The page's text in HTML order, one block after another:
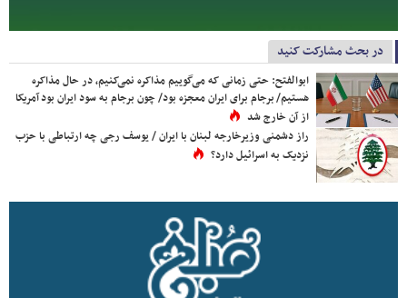
در بحث مشارکت کنید
ابوالفتح: حتی زمانی که می‌گوییم مذاکره نمی‌کنیم، در حال مذاکره
هستیم/ برجام برای ایران معجزه بود/ چون برجام به سود ایران بود آمریکا
از آن خارج شد
راز دشمنی وزیرخارجه لبنان با ایران / یوسف رجی چه ارتباطی با حزب
نزدیک به اسرائیل دارد؟